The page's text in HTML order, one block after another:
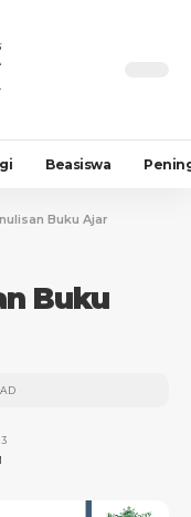
Beasiswa
Buku Ajar
Buku